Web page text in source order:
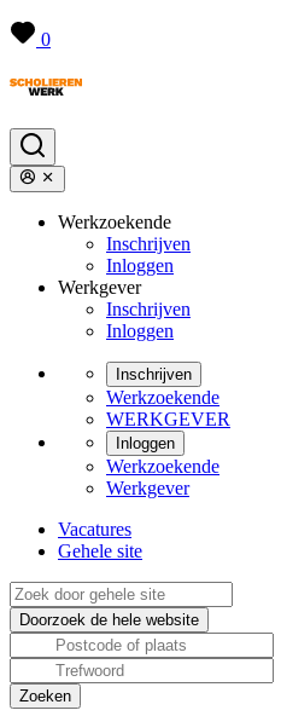
0
Werkzoekende
Inschrijven
Inloggen
Werkgever
Inschrijven
Inloggen
Inschrijven
Werkzoekende
WERKGEVER
Inloggen
Werkzoekende
Werkgever
Vacatures
Gehele site